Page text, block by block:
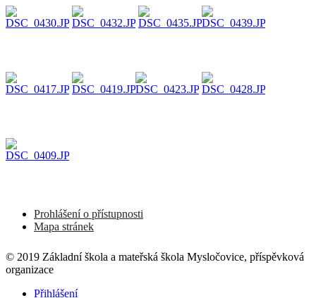
Prohlášení o přístupnosti
Mapa stránek
© 2019 Základní škola a mateřská škola Mysločovice, příspěvková
organizace
Přihlášení